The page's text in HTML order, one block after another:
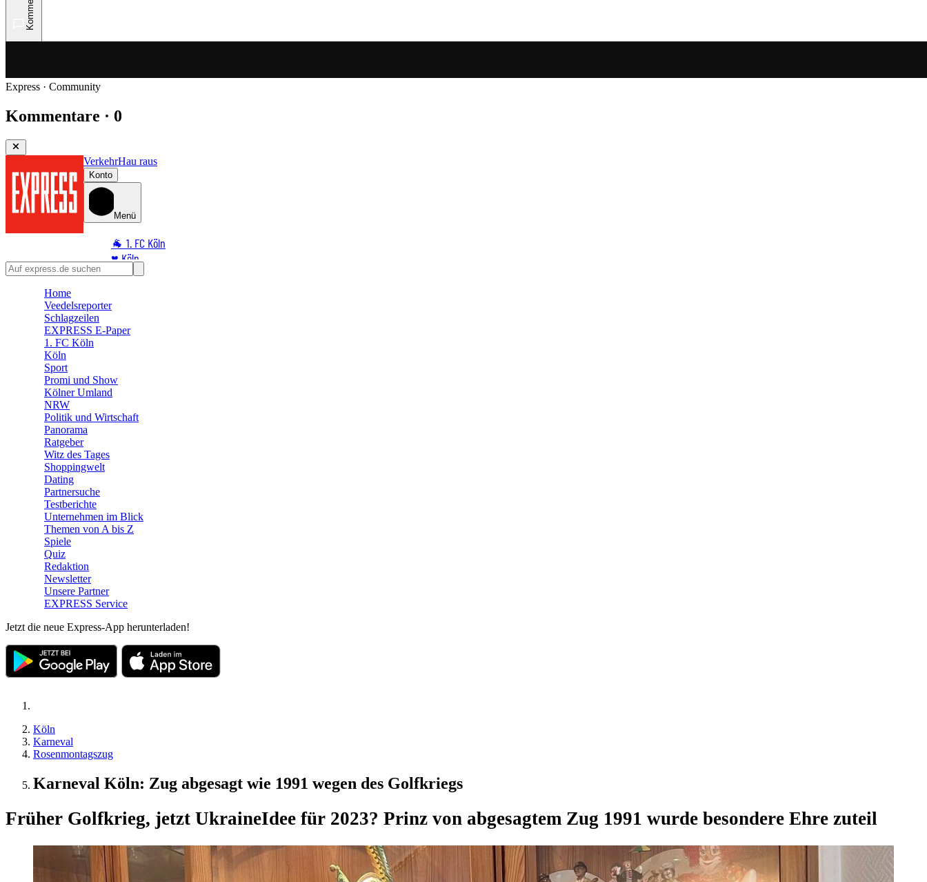
Express · Community
Kommentare · 0
VerkehrHau raus
Konto
Menü
🐐 1. FC Köln
♥️ Köln
⭐ Promi
🛒 Shoppingwelt
🧩 Spiele
Home
Veedelsreporter
Schlagzeilen
EXPRESS E-Paper
1. FC Köln
Köln
Sport
Promi und Show
Kölner Umland
NRW
Politik und Wirtschaft
Panorama
Ratgeber
Witz des Tages
Shoppingwelt
Dating
Partnersuche
Testberichte
Unternehmen im Blick
Themen von A bis Z
Spiele
Quiz
Redaktion
Newsletter
Unsere Partner
EXPRESS Service
Jetzt die neue Express-App herunterladen!
Köln
Karneval
Rosenmontagszug
Karneval Köln: Zug abgesagt wie 1991 wegen des Golfkriegs
Früher Golfkrieg, jetzt UkraineIdee für 2023? Prinz von abgesagtem Zug 1991 wurde besondere Ehre zuteil